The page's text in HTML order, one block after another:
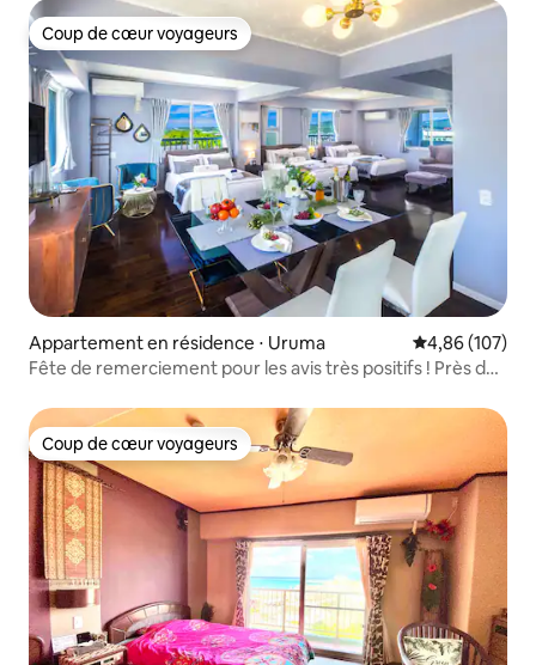
Coup de cœur voyageurs
Coup de cœur voyageurs
Appartement en résidence ⋅ Uruma Évaluation
4,86 (107)
Fête de remerciement pour les avis très positifs ! Près de
idéal pour se rendre facilement à Onna, Chatan et Nago !
Coup de cœur voyageurs
Coup de cœur voyageurs